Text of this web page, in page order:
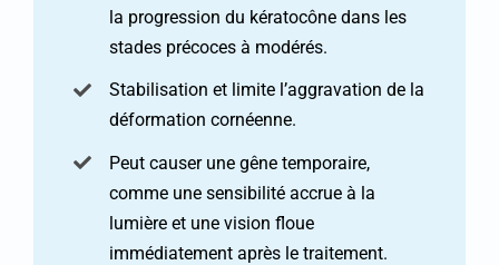
la progression du kératocône dans les
stades précoces à modérés.
Stabilisation et limite l’aggravation de la
déformation cornéenne.
Peut causer une gêne temporaire,
comme une sensibilité accrue à la
lumière et une vision floue
immédiatement après le traitement.